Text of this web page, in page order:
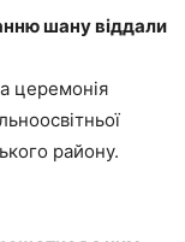
шану віддали
церемонія
району.